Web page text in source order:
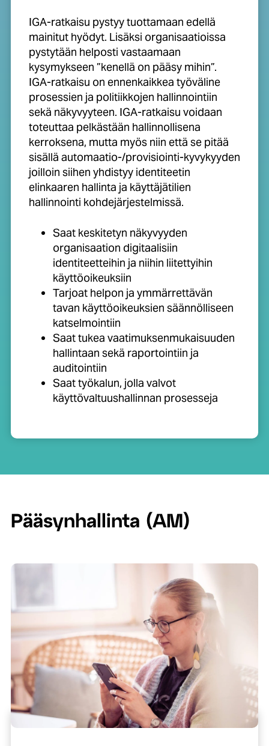
IGA-ratkaisu pystyy tuottamaan edellä
mainitut hyödyt. Lisäksi organisaatioissa
pystytään helposti vastaamaan
kysymykseen ”kenellä on pääsy mihin”.
IGA-ratkaisu on ennenkaikkea työväline
prosessien ja politiikkojen hallinnointiin
sekä näkyvyyteen. IGA-ratkaisu voidaan
toteuttaa pelkästään hallinnollisena
kerroksena, mutta myös niin että se pitää
sisällä automaatio-/provisiointi-kyvykyyden
joilloin siihen yhdistyy identiteetin
elinkaaren hallinta ja käyttäjätilien
hallinnointi kohdejärjestelmissä.
Saat keskitetyn näkyvyyden
organisaation digitaalisiin
identiteetteihin ja niihin liitettyihin
käyttöoikeuksiin
Tarjoat helpon ja ymmärrettävän
tavan käyttöoikeuksien säännölliseen
katselmointiin
Saat tukea vaatimuksenmukaisuuden
hallintaan sekä raportointiin ja
auditointiin
Saat työkalun, jolla valvot
käyttövaltuushallinnan prosesseja
Pääsynhallinta (AM)